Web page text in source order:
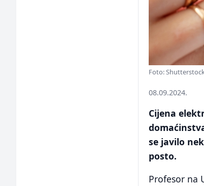
Foto:
08.09.2024.
Cijena
se javilo
posto.
Profesor na